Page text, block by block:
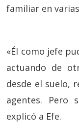
familiar en
«Él como jefe
actuando de
desde el suelo,
agentes. Pero
explicó a Efe.